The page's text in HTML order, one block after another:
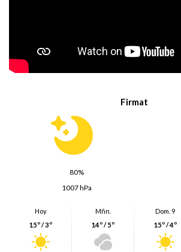
Firmat
80%
1007 hPa
Hoy
15º / 3º
Mñn.
14º / 5º
Dom. 9
15º / 4º